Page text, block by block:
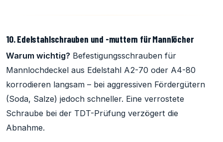
10. Edelstahlschrauben und -muttern für Mannlöcher
Warum wichtig? Befestigungsschrauben für
Mannlochdeckel aus Edelstahl A2-70 oder A4-80
korrodieren langsam – bei aggressiven Fördergütern
(Soda, Salze) jedoch schneller. Eine verrostete
Schraube bei der TDT-Prüfung verzögert die
Abnahme.